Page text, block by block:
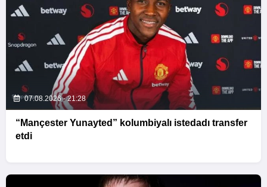
07.08.2026 - 21:28
“Mançester Yunayted” kolumbiyalı istedadı transfer
etdi